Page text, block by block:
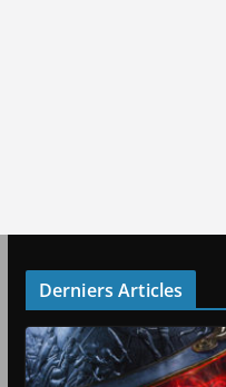
Derniers Articles